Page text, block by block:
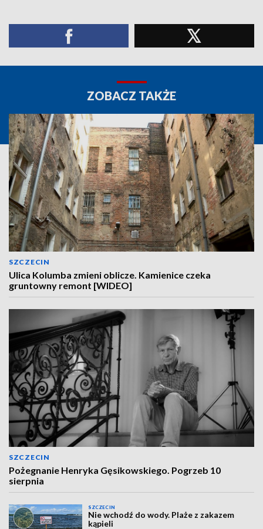
ZOBACZ TAKŻE
SZCZECIN
Ulica Kolumba zmieni oblicze. Kamienice czeka
gruntowny remont [WIDEO]
SZCZECIN
Pożegnanie Henryka Gęsikowskiego. Pogrzeb 10
sierpnia
SZCZECIN
Nie wchodź do wody. Plaże z zakazem
kąpieli